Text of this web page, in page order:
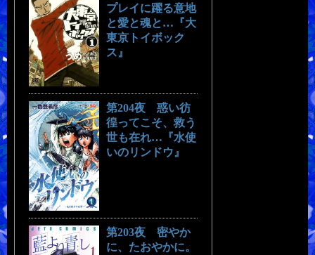
プレイに躍る意地
と愛と魂と…『大
東京トイボック
ス』
第204夜 惑い彷
徨ってこそ、救う
世も在れ…『水使
いのリンドウ』
第203夜 密やか
に、たおやかに。